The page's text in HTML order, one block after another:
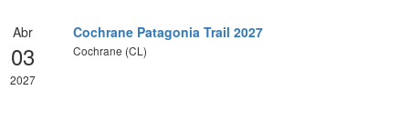
Abr
03
2027
Cochrane Patagonia Trail 2027
Cochrane (CL)